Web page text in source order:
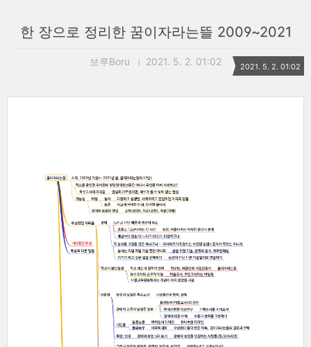
한 장으로 정리한 꿈이자라는뜰 2009~2021
보루Boru 2021. 5. 2. 01:02 2021. 5. 2. 01:02